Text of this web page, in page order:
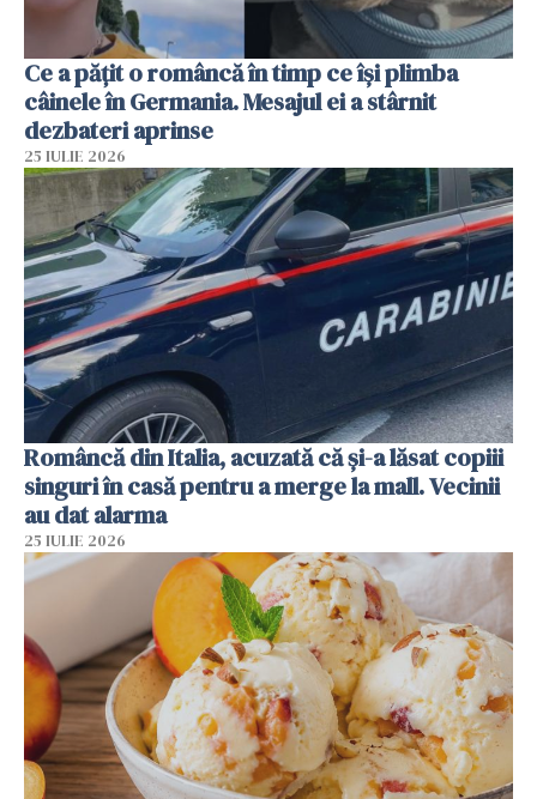
Ce a pățit o româncă în timp ce își plimba
câinele în Germania. Mesajul ei a stârnit
dezbateri aprinse
25 IULIE 2026
Româncă din Italia, acuzată că și-a lăsat copiii
singuri în casă pentru a merge la mall. Vecinii
au dat alarma
25 IULIE 2026